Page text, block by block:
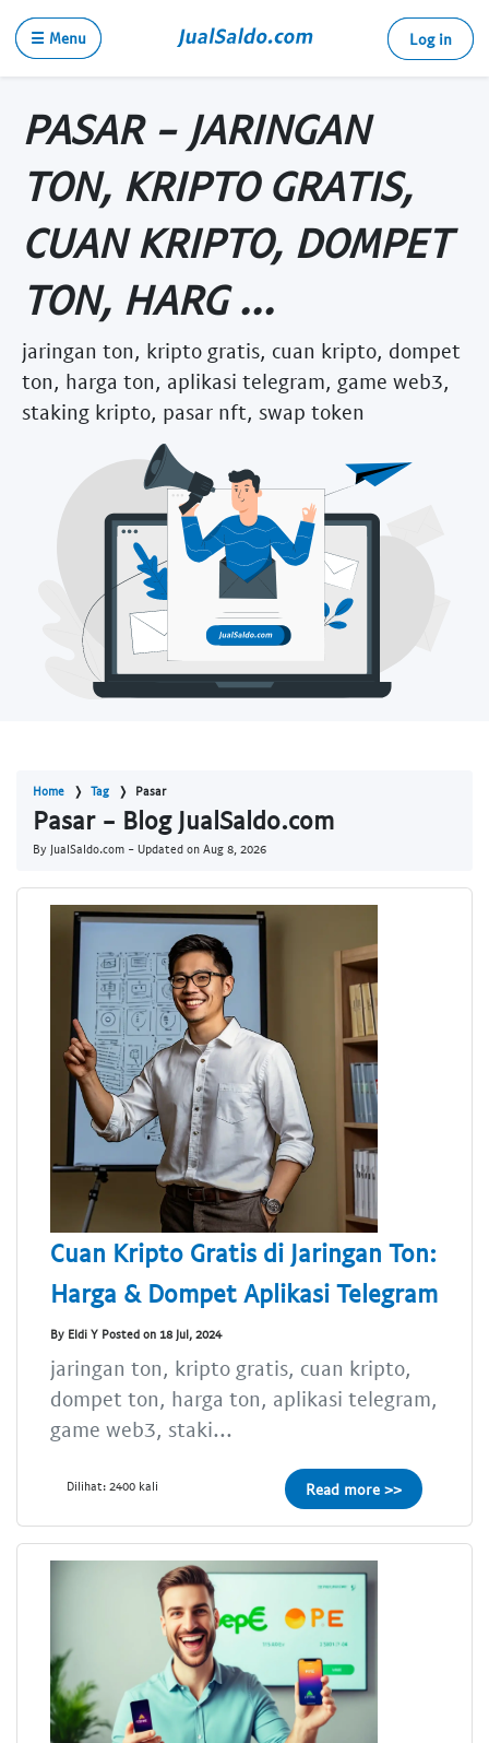
☰ Menu Log in
PASAR - JARINGAN
TON, KRIPTO GRATIS,
CUAN KRIPTO, DOMPET
TON, HARG ...
jaringan ton, kripto gratis, cuan kripto, dompet
ton, harga ton, aplikasi telegram, game web3,
staking kripto, pasar nft, swap token
Home Tag Pasar
Pasar - Blog JualSaldo.com
By JualSaldo.com - Updated on Aug 8, 2026
Cuan Kripto Gratis di Jaringan Ton:
Harga & Dompet Aplikasi Telegram
By Eldi Y Posted on 18 Jul, 2024
jaringan ton, kripto gratis, cuan kripto,
dompet ton, harga ton, aplikasi telegram,
game web3, staki...
Dilihat: 2400 kali Read more >>